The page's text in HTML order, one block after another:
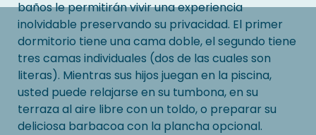
baños le permitirán vivir una experiencia
inolvidable preservando su privacidad. El primer
dormitorio tiene una cama doble, el segundo tiene
tres camas individuales (dos de las cuales son
literas). Mientras sus hijos juegan en la piscina,
usted puede relajarse en su tumbona, en su
terraza al aire libre con un toldo, o preparar su
deliciosa barbacoa con la plancha opcional.